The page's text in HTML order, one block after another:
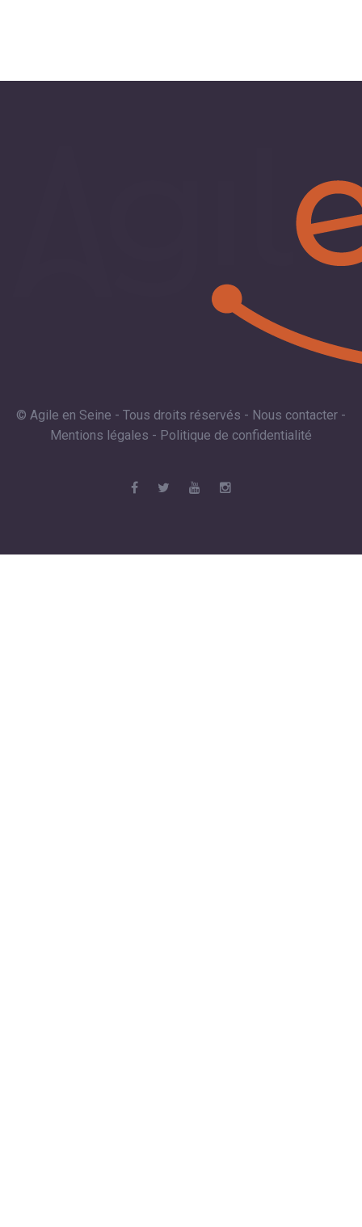
© Agile en Seine - Tous droits réservés - Nous contacter -
Mentions légales - Politique de confidentialité